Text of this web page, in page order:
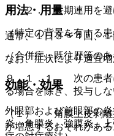
８．２． 長期連用を避
（特定の背景を有する
（合併症・既往歴等のあ
９．１．１． 次の患者
る場合を除き、投与しな
（１）． 角膜上皮剥離
が増悪するおそれがあ
用法・用量
通常、１日３〜４回、
なお、症状により適宜増
効能・効果
外眼部および前眼部の
炎、角膜炎、強膜炎、